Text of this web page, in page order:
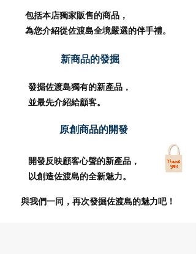
包括本店獨家販售的商品，
為您介紹從佐渡島全境嚴選的伴手禮。
新商品的發掘
發掘佐渡島獨有的新產品，
並最先介紹給顧客。
原創商品的開發
開發反映顧客心聲的新產品，
以創造佐渡島的全新魅力。
與我們一同，再次發掘佐渡島的魅力吧！